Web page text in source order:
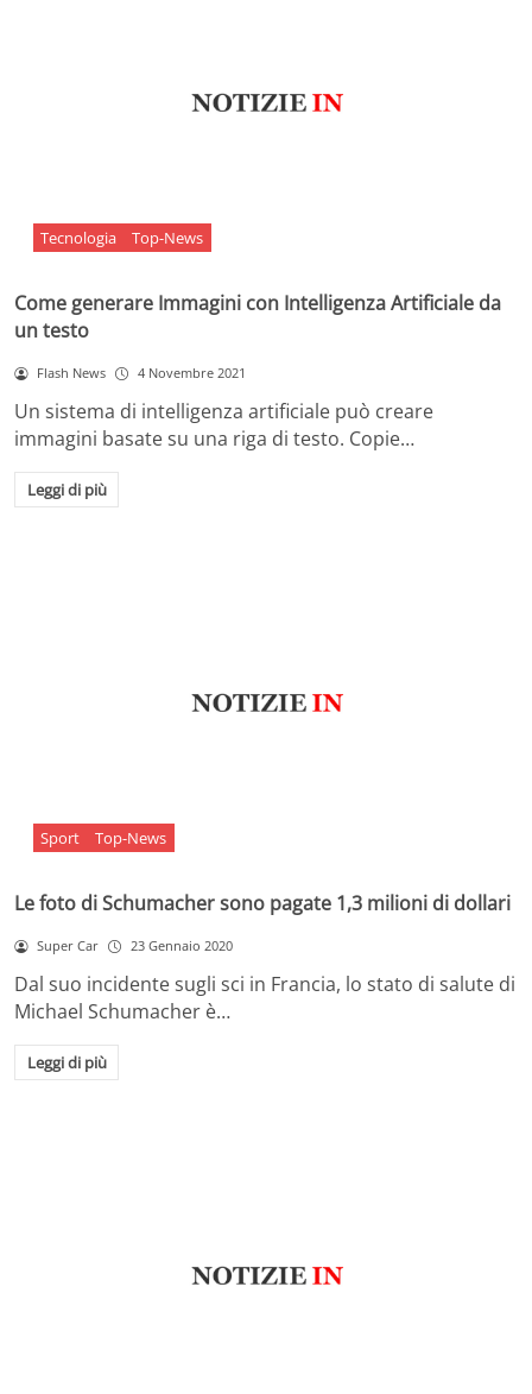
Tecnologia Top-News
Come generare Immagini con Intelligenza Artificiale da
un testo
Flash News 4 Novembre 2021
Un sistema di intelligenza artificiale può creare
immagini basate su una riga di testo. Copie…
Leggi di più
Sport Top-News
Le foto di Schumacher sono pagate 1,3 milioni di dollari
Super Car 23 Gennaio 2020
Dal suo incidente sugli sci in Francia, lo stato di salute di
Michael Schumacher è…
Leggi di più